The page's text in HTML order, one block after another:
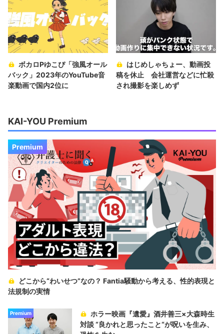
ボカロPゆこぴ「強風オール
バック」2023年のYouTube音
楽動画で国内2位に
はじめしゃちょー、動画投
稿を休止 会社運営などに忙殺
され撮影を楽しめず
KAI-YOU Premium
Premium
どこから“わいせつ”なの？ Fantia騒動から考える、性的表現と
法規制の実情
Premium
ホラー映画『遺愛』酒井善三×大森時生
対談 “良かれと思ったこと“が呪いを生み、